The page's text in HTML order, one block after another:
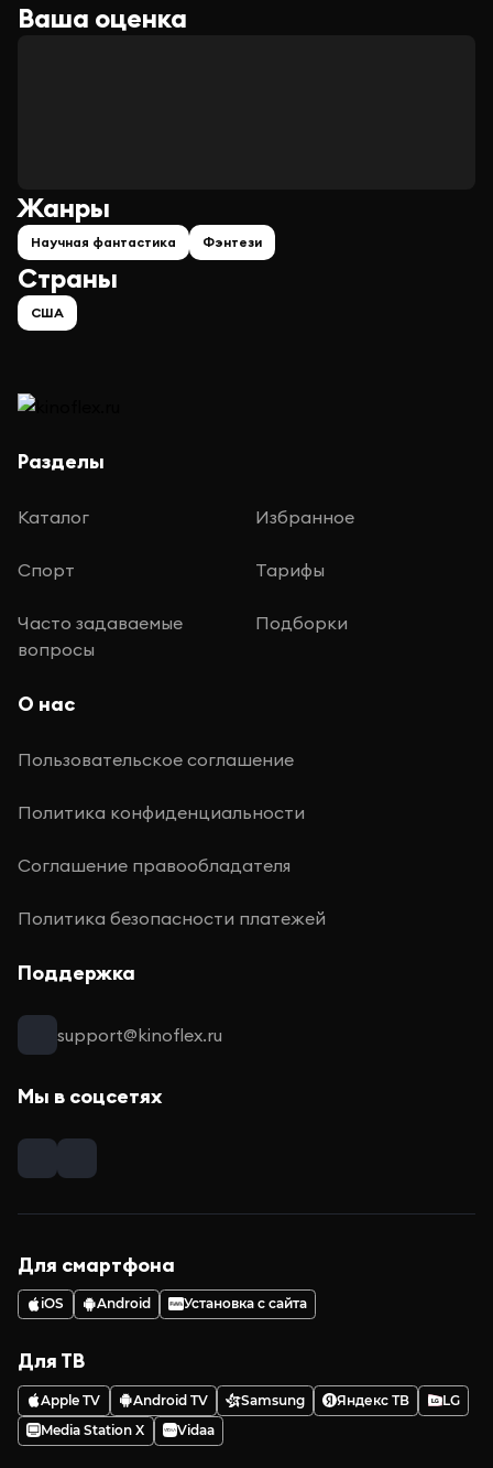
Ваша оценка
Страны
США
Жанры
Научная фантастика Фэнтези
Разделы
Каталог Избранное
Спорт Тарифы
Часто задаваемые
вопросы
Подборки
О нас
Пользовательское соглашение
Политика конфиденциальности
Соглашение правообладателя
Политика безопасности платежей
Поддержка
support@kinoflex.ru
Мы в соцсетях
Для смартфона
iOS Android Установка с сайта
Для ТВ
Apple TV Android TV Samsung Яндекс ТВ
LG
Media Station X
Vidaa